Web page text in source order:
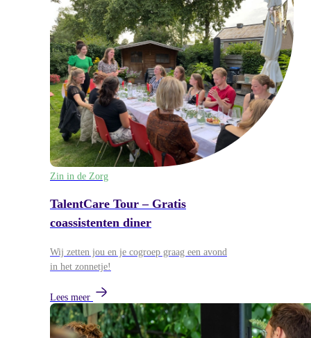
Zin in de Zorg
TalentCare Tour – Gratis
coassistenten diner
Wij zetten jou en je cogroep graag een avond
in het zonnetje!
Lees meer